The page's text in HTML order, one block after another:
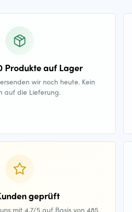
Produkte auf Lager
wir noch heute. Kein
auf die Lieferung.
geprüft
mit 4,7/5 auf Basis von 485